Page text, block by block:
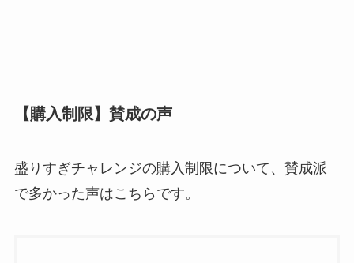
【購入制限】賛成の声
盛りすぎチャレンジの購入制限について、賛成派
で多かった声はこちらです。